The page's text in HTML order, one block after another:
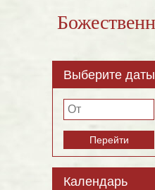
Выберите даты
Перейти
Календарь